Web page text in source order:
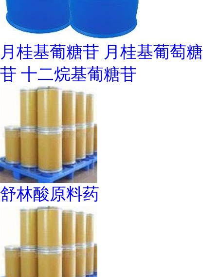
月桂基葡糖苷 月桂基葡萄糖
苷 十二烷基葡糖苷
舒林酸原料药